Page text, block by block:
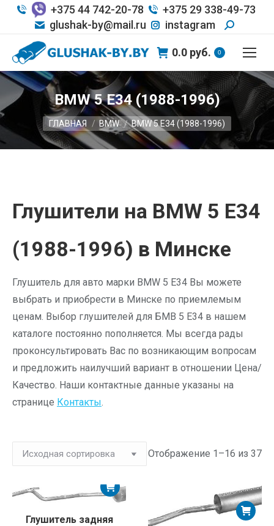
+375 44 742-20-78
+375 29 338-49-73
glushak-by@mail.ru
instagram
0.0 руб. 0
BMW 5 E34 (1988-1996)
Вы здесь:
ГЛАВНАЯ BMW BMW 5 E34 (1988-1996)
Глушители на BMW 5 E34
(1988-1996) в Минске
Глушитель для авто марки BMW 5 E34 Вы можете
выбрать и приобрести в Минске по приемлемым
ценам. Выбор глушителей для БМВ 5 Е34 в нашем
каталоге постоянно пополняется. Мы всегда рады
проконсультировать Вас по возникающим вопросам
и предложить наилучший вариант в отношении Цена/
Качество. Наши контактные данные указаны на
странице Контакты.
Отображение 1–16 из 37
Глушитель задняя